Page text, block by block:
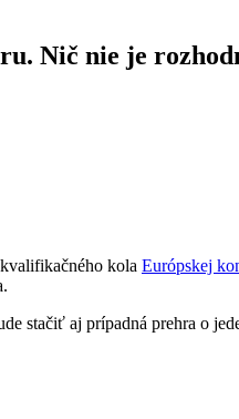
Nič nie je
kola Európskej
stačiť aj prípadná prehra o